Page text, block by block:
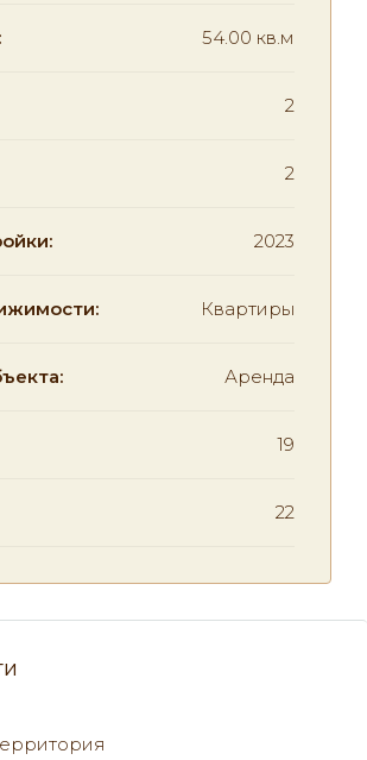
54.00 кв.м
2
2
2023
Квартиры
Аренда
19
22